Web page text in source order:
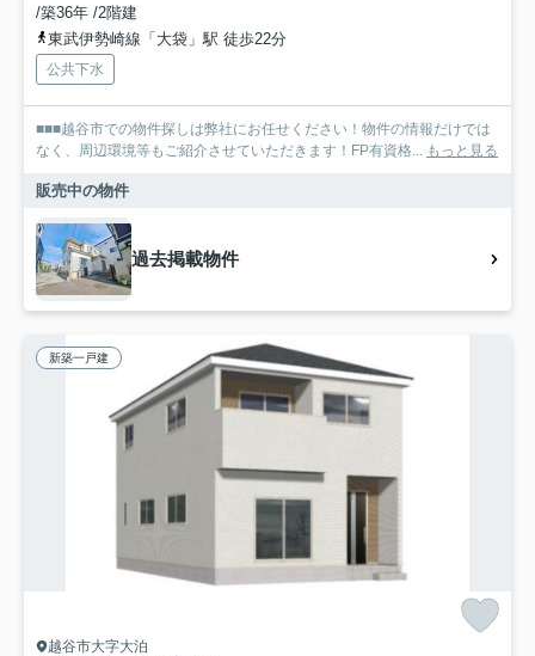
/築36年 /2階建
東武伊勢崎線「大袋」駅 徒歩22分
公共下水
■■■越谷市での物件探しは弊社にお任せください！物件の情報だけでは
なく、周辺環境等もご紹介させていただきます！FP有資格...
もっと見る
販売中の物件
過去掲載物件
新築一戸建
越谷市大字大泊